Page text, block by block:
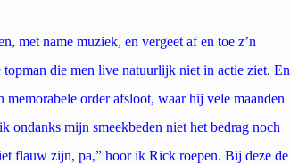
met name muziek, en vergeet af en toe z’n
die men live natuurlijk niet in actie ziet. En
order afsloot, waar hij vele maanden
ondanks mijn smeekbeden niet het bedrag noch
flauw zijn, pa,” hoor ik Rick roepen. Bij deze de